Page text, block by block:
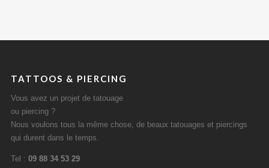
TATTOOS & PIERCING
Vous avez un projet de tatouage
ou piercing ?
Nous voulons tous la même chose, de beaux tatouages et piercings
qui durent dans le temps.
Tel : 09 88 34 53 29